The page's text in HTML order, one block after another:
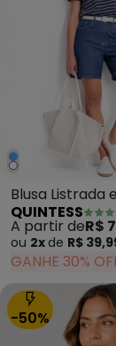
Blusa Listrada
de Algodão
de Coração
QUINTESS
A partir deR$
ou 2x de R$
GANHE 30%
-50%